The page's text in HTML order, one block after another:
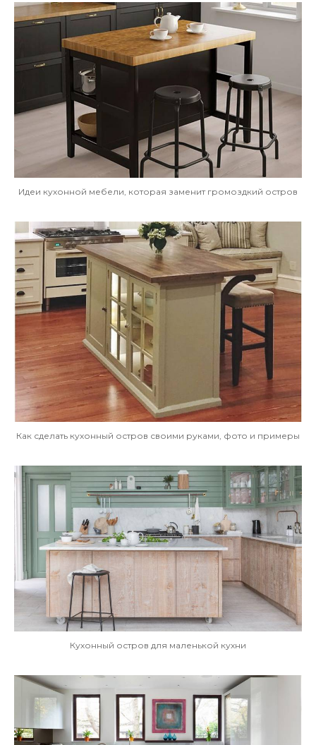
Идеи кухонной мебели, которая заменит громоздкий остров
Как сделать кухонный остров своими руками, фото и примеры
Кухонный остров для маленькой кухни